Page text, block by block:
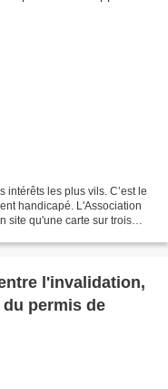
les plus vils. C’est le
handicapé. L'Association
site qu'une carte sur trois
l'invalidation,
permis de